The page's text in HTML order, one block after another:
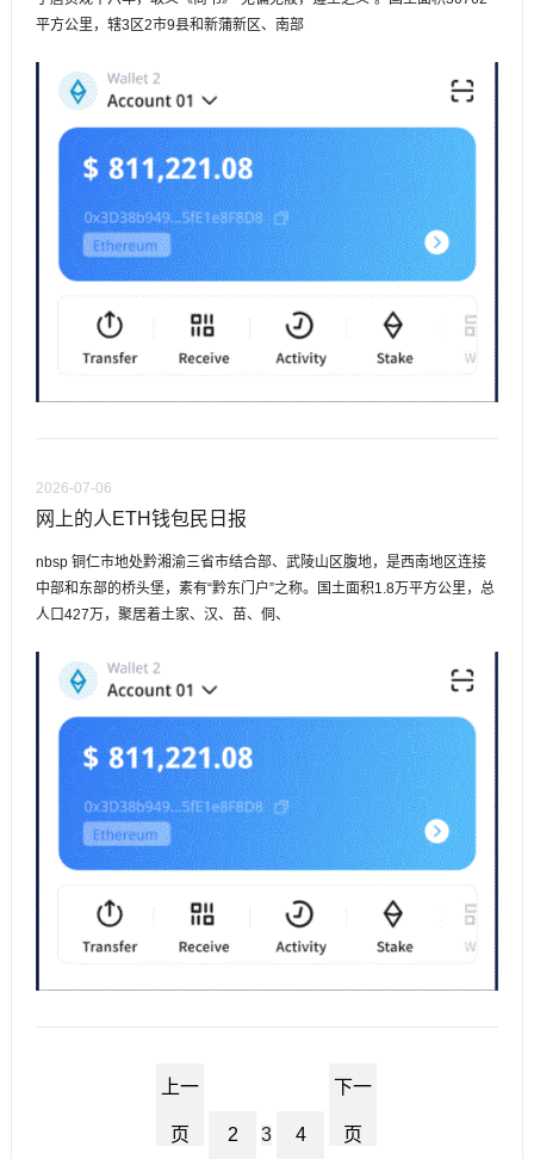
平方公里，辖3区2市9县和新蒲新区、南部
2026-07-06
网上的人ETH钱包民日报
nbsp 铜仁市地处黔湘渝三省市结合部、武陵山区腹地，是西南地区连接
中部和东部的桥头堡，素有“黔东门户”之称。国土面积1.8万平方公里，总
人口427万，聚居着土家、汉、苗、侗、
上一
页 2 3 4
下一
页